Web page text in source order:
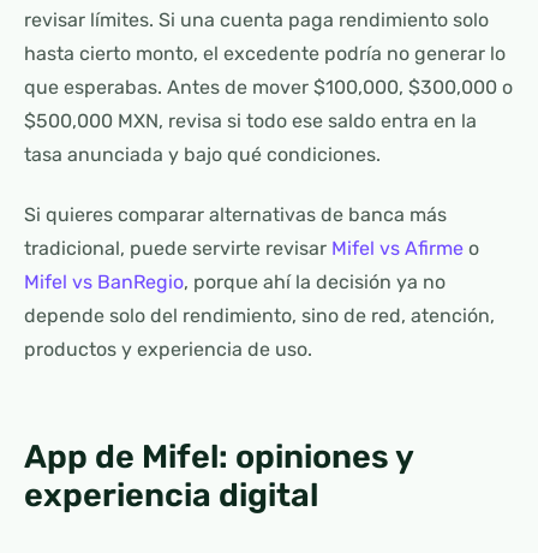
revisar límites. Si una cuenta paga rendimiento solo
hasta cierto monto, el excedente podría no generar lo
que esperabas. Antes de mover $100,000, $300,000 o
$500,000 MXN, revisa si todo ese saldo entra en la
tasa anunciada y bajo qué condiciones.
Si quieres comparar alternativas de banca más
tradicional, puede servirte revisar Mifel vs Afirme o
Mifel vs BanRegio, porque ahí la decisión ya no
depende solo del rendimiento, sino de red, atención,
productos y experiencia de uso.
App de Mifel: opiniones y
experiencia digital